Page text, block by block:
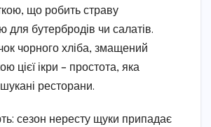
що робить страву
для бутербродів чи салатів.
чорного хліба, змащений
цієї ікри – простота, яка
ресторани.
сезон нересту щуки припадає